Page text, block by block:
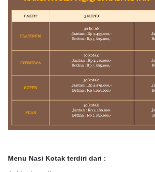
Menu Nasi Kotak terdiri dari :